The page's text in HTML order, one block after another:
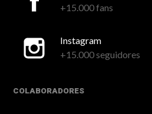
+15.000 fans
Instagram
+15.000 seguidores
COLABORADORES